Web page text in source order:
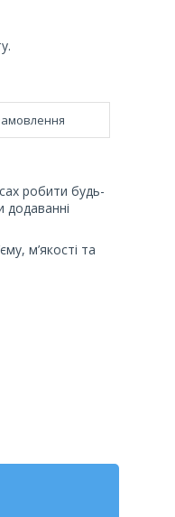
робити будь-
додаванні
м’якості та